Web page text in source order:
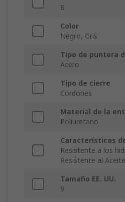
8
Color
Negro, Gris
Tipo de puntera
Acero
Tipo de cierre
Cordones
Material de la
Poliuretano
Características
Resistente a los
Resistente al
Tamaño EE. UU.
9